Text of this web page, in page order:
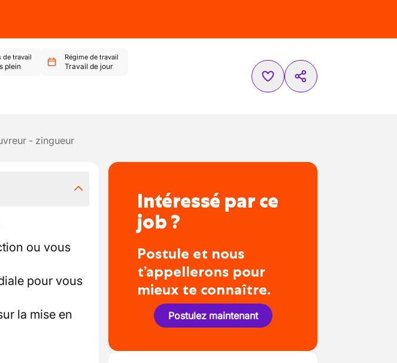
de travail
plein
Régime de travail
Travail de jour
- zingueur
ou vous
pour vous
la mise en
Intéressé par ce
job ?
Postule et nous
t’appellerons pour
mieux te connaître.
Postulez maintenant